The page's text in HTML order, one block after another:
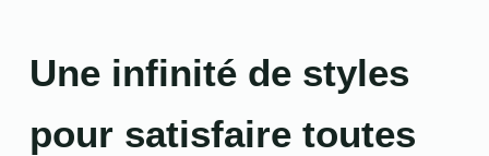
Une infinité de styles
pour satisfaire toutes